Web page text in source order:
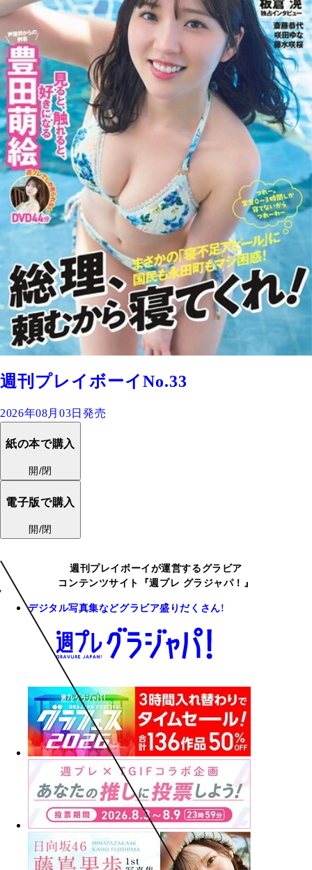
週刊プレイボーイNo.33
2026年08月03日発売
紙の本で購入
開/閉
電子版で購入
開/閉
週刊プレイボーイが運営するグラビア
コンテンツサイト『週プレ グラジャパ！』
デジタル写真集などグラビア盛りだくさん!